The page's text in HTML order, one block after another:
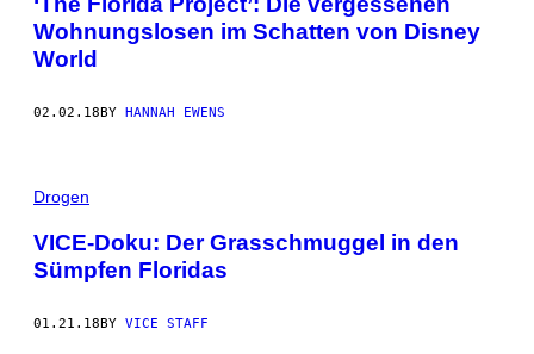
Wohnungslosen im Schatten von Disney
World
02.02.18BY HANNAH EWENS
Drogen
VICE-Doku: Der Grasschmuggel in den
Sümpfen Floridas
01.21.18BY VICE STAFF